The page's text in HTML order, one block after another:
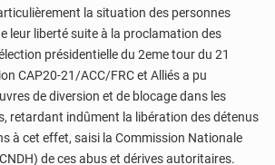
la situation des personnes
leur liberté suite à la proclamation des
présidentielle du 2eme tour du 21
CAP20-21/ACC/FRC et Alliés a pu
de diversion et de blocage dans les
retardant indûment la libération des détenus
à cet effet, saisi la Commission Nationale
de ces abus et dérives autoritaires.